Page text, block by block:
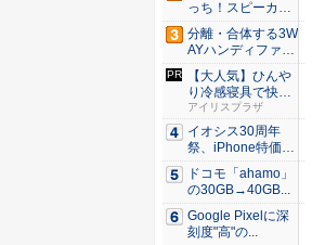
っち！スピーカー
9個...
分離・合体する3W
AYハンディファ
ン。置...
【大人気】ひんや
り冷感寝具で快適
な睡眠を...
アイリスプラザ
イオシス30周年
祭、iPhone特価品
を...
ドコモ「ahamo」
の30GB→40GB...
Google Pixelに深
刻度"高"の...